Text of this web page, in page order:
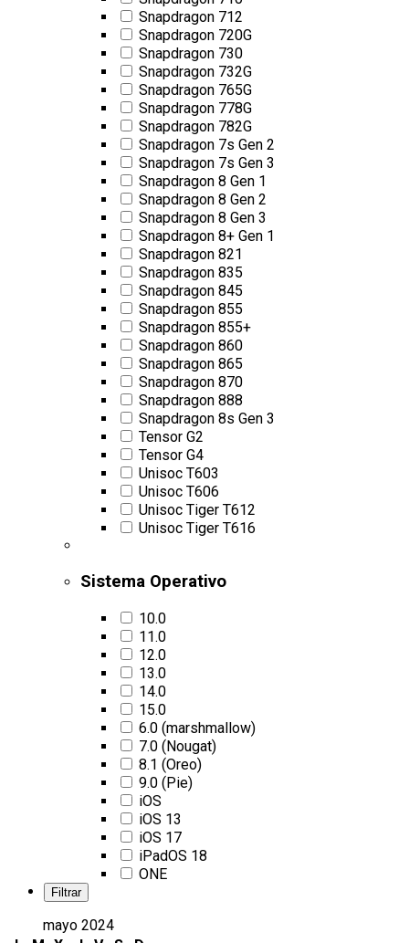
Snapdragon 712
Snapdragon 720G
Snapdragon 730
Snapdragon 732G
Snapdragon 765G
Snapdragon 778G
Snapdragon 782G
Snapdragon 7s Gen 2
Snapdragon 7s Gen 3
Snapdragon 8 Gen 1
Snapdragon 8 Gen 2
Snapdragon 8 Gen 3
Snapdragon 8+ Gen 1
Snapdragon 821
Snapdragon 835
Snapdragon 845
Snapdragon 855
Snapdragon 855+
Snapdragon 860
Snapdragon 865
Snapdragon 870
Snapdragon 888
Snapdragon 8s Gen 3
Tensor G2
Tensor G4
Unisoc T603
Unisoc T606
Unisoc Tiger T612
Unisoc Tiger T616
Sistema Operativo
10.0
11.0
12.0
13.0
14.0
15.0
6.0 (marshmallow)
7.0 (Nougat)
8.1 (Oreo)
9.0 (Pie)
iOS
iOS 13
iOS 17
iPadOS 18
ONE
mayo 2024